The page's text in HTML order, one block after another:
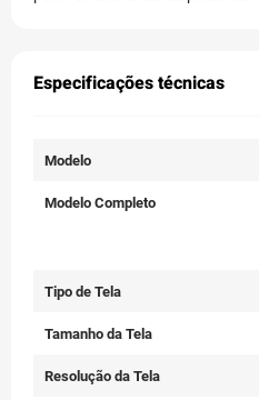
Especificações técnicas
Modelo
Modelo Completo
Tipo de Tela
Tamanho da Tela
Resolução da Tela